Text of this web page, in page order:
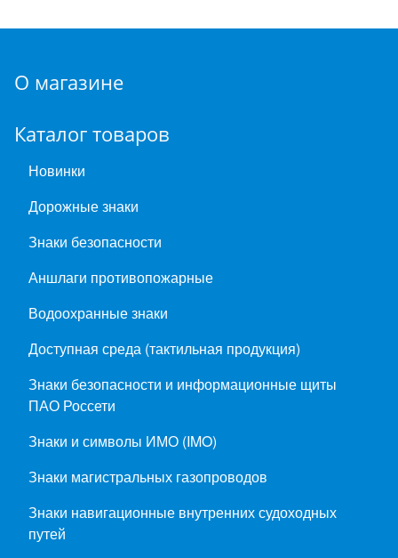
О магазине
Каталог товаров
Новинки
Дорожные знаки
Знаки безопасности
Аншлаги противопожарные
Водоохранные знаки
Доступная среда (тактильная продукция)
Знаки безопасности и информационные щиты
ПАО Россети
Знаки и символы ИМО (IMO)
Знаки магистральных газопроводов
Знаки навигационные внутренних судоходных
путей